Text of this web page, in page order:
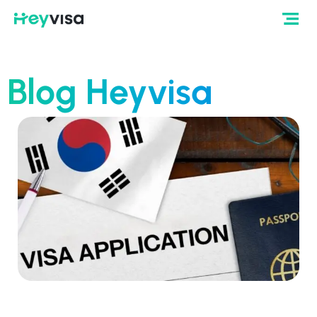
Blog Heyvisa